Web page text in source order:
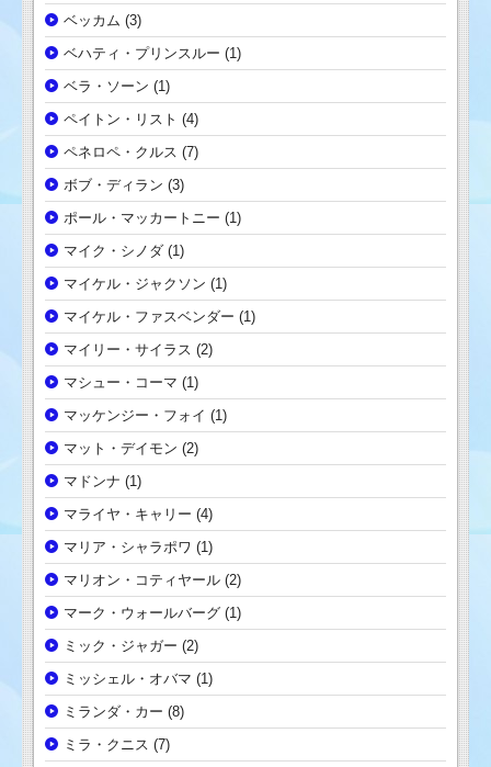
ベッカム (3)
ベハティ・プリンスルー (1)
ベラ・ソーン (1)
ペイトン・リスト (4)
ペネロペ・クルス (7)
ボブ・ディラン (3)
ポール・マッカートニー (1)
マイク・シノダ (1)
マイケル・ジャクソン (1)
マイケル・ファスベンダー (1)
マイリー・サイラス (2)
マシュー・コーマ (1)
マッケンジー・フォイ (1)
マット・デイモン (2)
マドンナ (1)
マライヤ・キャリー (4)
マリア・シャラポワ (1)
マリオン・コティヤール (2)
マーク・ウォールバーグ (1)
ミック・ジャガー (2)
ミッシェル・オバマ (1)
ミランダ・カー (8)
ミラ・クニス (7)